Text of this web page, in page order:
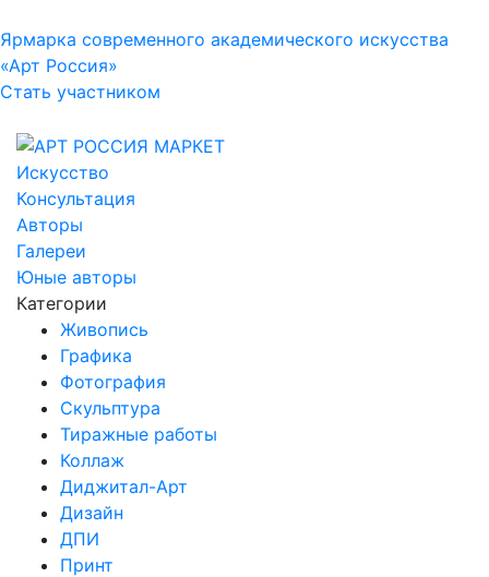
Ярмарка современного академического искусства
«Арт Россия»
Стать участником
Искусство
Консультация
Авторы
Галереи
Юные авторы
Категории
Живопись
Графика
Фотография
Скульптура
Тиражные работы
Коллаж
Диджитал-Арт
Дизайн
ДПИ
Принт